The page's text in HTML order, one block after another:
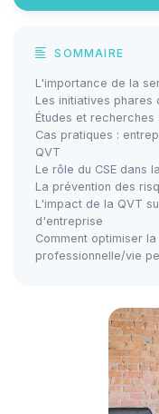
SOMMAIRE
L'importance de la
Les initiatives phares
Études et
Cas pratiques :
QVT
Le rôle du CSE dans
La prévention des
L'impact de la QVT
d'entreprise
Comment optimiser
professionnelle/vie